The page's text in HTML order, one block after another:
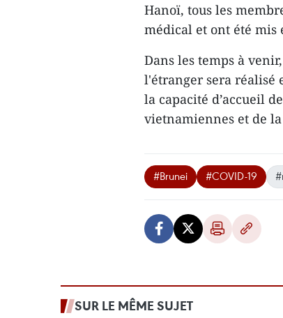
Hanoï, tous les
médical et ont été mis
Dans les temps à
l'étranger sera réalisé
la capacité d’accueil
vietnamiennes et de
#Brunei #COVID-19
SUR LE MÊME SUJET